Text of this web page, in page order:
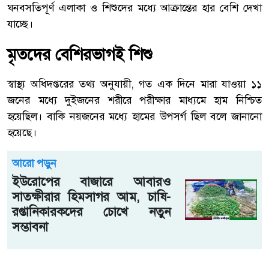
ঘনবসতিপূর্ণ এলাকা ও শিশুদের মধ্যে আক্রান্তের হার বেশি দেখা
যাচ্ছে।
মৃতদের বেশিরভাগই শিশু
স্বাস্থ্য অধিদপ্তরের তথ্য অনুযায়ী, গত এক দিনে মারা যাওয়া ১১
জনের মধ্যে দুইজনের শরীরে পরীক্ষার মাধ্যমে হাম নিশ্চিত
হয়েছিল। বাকি নয়জনের মধ্যে হামের উপসর্গ ছিল বলে জানানো
হয়েছে।
আরো পড়ুন
ইউরোপের বাজারে আবারও
সাতক্ষীরার হিমসাগর আম, চাষি-
রপ্তানিকারকদের চোখে নতুন
সম্ভাবনা